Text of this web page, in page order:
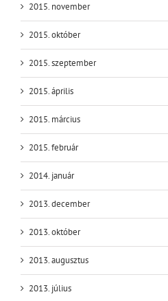
2015. november
2015. október
2015. szeptember
2015. április
2015. március
2015. február
2014. január
2013. december
2013. október
2013. augusztus
2013. július